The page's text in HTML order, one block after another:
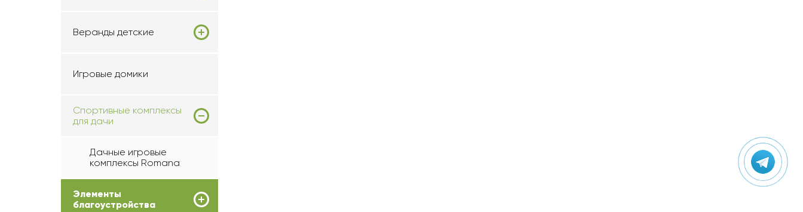
Веранды детские
Игровые домики
Спортивные комплексы
для дачи
Дачные игровые
комплексы Romana
Элементы
благоустройства